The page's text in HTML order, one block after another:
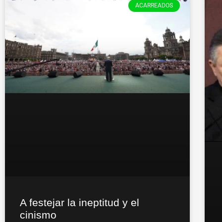
ACARREADOS
A festejar la ineptitud y el
cinismo